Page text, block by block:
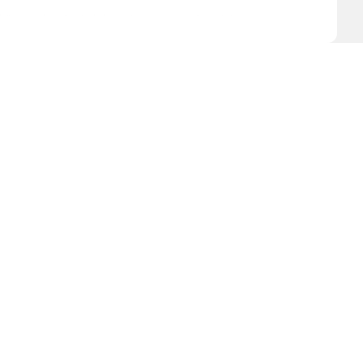
y descubre todo lo que tenemos para ofrecerte!